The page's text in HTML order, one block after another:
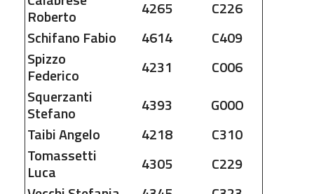
Roberto 4265
C226
Schifano Fabio 4614
C409
Spizzo
Federico 4231
C006
Squerzanti
Stefano 4393
G00O
TaibiAngelo 4218
C310
Tomassetti
Luca 4305
C229